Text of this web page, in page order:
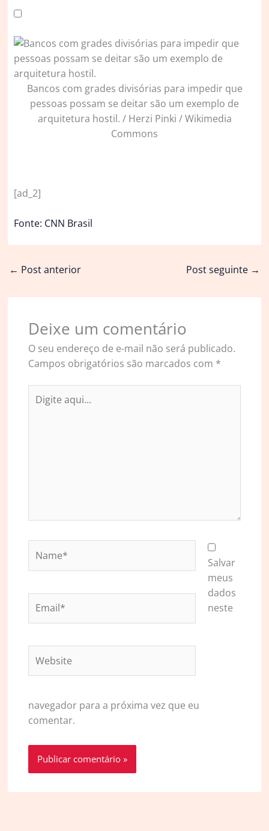
Bancos com grades divisórias para impedir que
pessoas possam se deitar são um exemplo de
arquitetura hostil. / Herzi Pinki / Wikimedia
Commons
[ad_2]
Fonte: CNN Brasil
← Post anterior Post seguinte →
Deixe um comentário
O seu endereço de e-mail não será publicado.
Campos obrigatórios são marcados com *
aqui...
Salvar
meus
dados
neste
navegador para a próxima vez que eu
comentar.